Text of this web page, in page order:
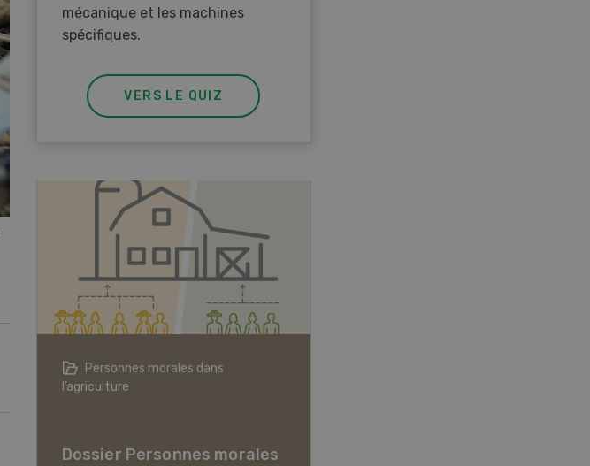
mécanique et les machines
spécifiques.
VERS LE QUIZ
Personnes morales dans
l’agriculture
Dossier Personnes morales